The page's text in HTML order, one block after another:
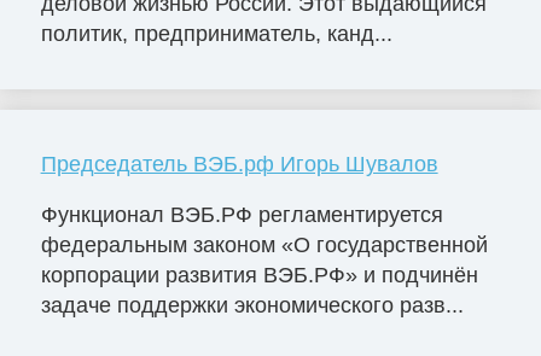
политик, предприниматель, канд...
Председатель ВЭБ.рф Игорь Шувалов
Функционал ВЭБ.РФ регламентируется
федеральным законом «О государственной
корпорации развития ВЭБ.РФ» и подчинён
задаче поддержки экономического разв...